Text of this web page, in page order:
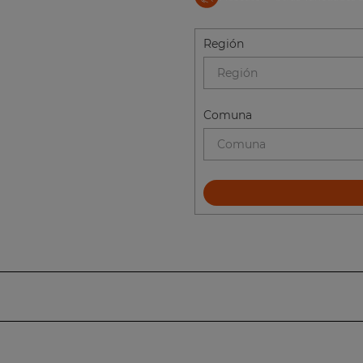
Región
Región
Comuna
Comuna